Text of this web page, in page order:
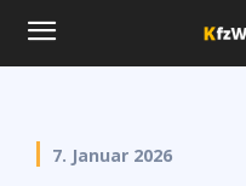
7. Januar 2026